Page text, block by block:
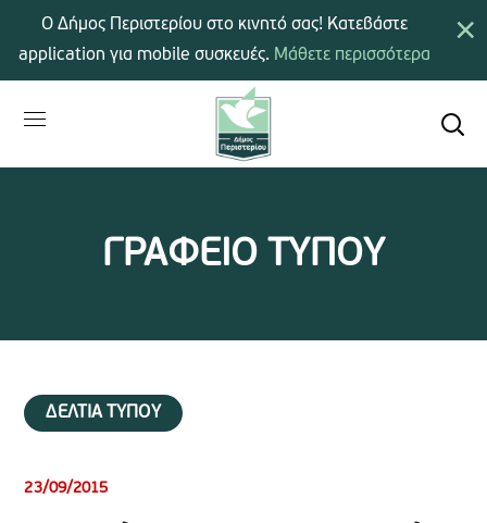
ΓΡΑΦΕΙΟ ΤΥΠΟΥ
ΔΕΛΤΙΑ ΤΥΠΟΥ
23/09/2015
×
Ο Δήμος Περιστερίου στο κινητό σας! Κατεβάστε
application για mobile συσκευές. Μάθετε περισσότερα